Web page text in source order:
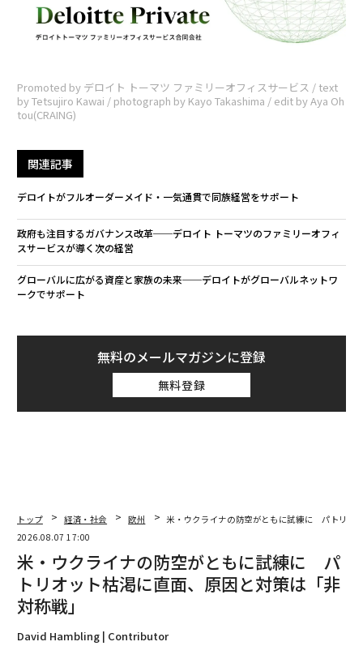
Promoted by デロイト トーマツ ファミリーオフィスサービス / text
by Tetsujiro Kawai / photograph by Kayo Takashima / edit by Aya Oh
tou(CRAING)
関連記事
デロイトがフルオーダーメイド・一気通貫で同族経営をサポート
政府も注目するガバナンス改革──デロイト トーマツのファミリーオフィ
スサービスが導く次の経営
グローバルに広がる資産と家族の未来──デロイトがグローバルネットワ
ークでサポート
無料のメールマガジンに登録
無料登録
トップ 経済・社会 欧州
米・ウクライナの防空がともに試練に パトリオ
2026.08.07 17:00
米・ウクライナの防空がともに試練に パ
トリオット枯渇に直面、原因と対策は「非
対称戦」
David Hambling | Contributor